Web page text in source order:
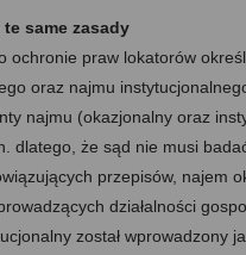
same zasady
ochronie praw lokatorów
oraz najmu
najmu (okazjonalny oraz
dlatego, że sąd nie musi
przepisów, najem
działalności
został wprowadzony